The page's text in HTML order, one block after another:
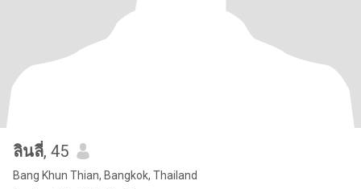
ลินลี่, 45
Bang Khun Thian, Bangkok, Thailand